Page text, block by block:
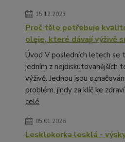
15.12.2025
Proč tělo potřebuje
oleje, které dávají výživě
Úvod V posledních letech se
jedním z nejdiskutovanějších
výživě. Jednou jsou
problém, jindy za klíč ke
celé
05.01.2026
Lesklokorka lesklá -